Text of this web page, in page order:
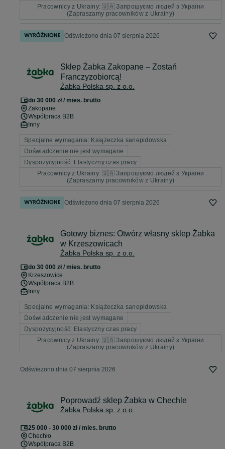
Pracownicy z Ukrainy: 🇺🇦 Запрошуємо людей з України
(Zapraszamy pracowników z Ukrainy)
Odświeżono dnia 07 sierpnia 2026
Sklep Żabka Zakopane – Zostań
Franczyzobiorcą!
Żabka Polska sp. z o.o.
do 30 000 zł / mies. brutto
Zakopane
Współpraca B2B
Inny
Specjalne wymagania: Książeczka sanepidowska
Doświadczenie nie jest wymagane
Dyspozycyjność: Elastyczny czas pracy
Pracownicy z Ukrainy: 🇺🇦 Запрошуємо людей з України
(Zapraszamy pracowników z Ukrainy)
Odświeżono dnia 07 sierpnia 2026
Gotowy biznes: Otwórz własny sklep Żabka
w Krzeszowicach
Żabka Polska sp. z o.o.
do 30 000 zł / mies. brutto
Krzeszowice
Współpraca B2B
Inny
Specjalne wymagania: Książeczka sanepidowska
Doświadczenie nie jest wymagane
Dyspozycyjność: Elastyczny czas pracy
Pracownicy z Ukrainy: 🇺🇦 Запрошуємо людей з України
(Zapraszamy pracowników z Ukrainy)
Odświeżono dnia 07 sierpnia 2026
Poprowadź sklep Żabka w Chechle
Żabka Polska sp. z o.o.
25 000 - 30 000 zł / mies. brutto
Chechło
Współpraca B2B